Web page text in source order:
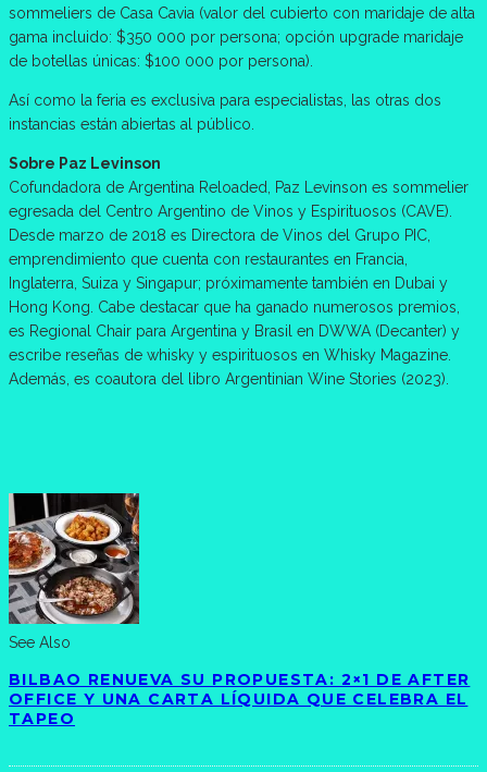
sommeliers de Casa Cavia (valor del cubierto con maridaje de alta
gama incluido: $350 000 por persona; opción upgrade maridaje
de botellas únicas: $100 000 por persona).
Así como la feria es exclusiva para especialistas, las otras dos
instancias están abiertas al público.
Sobre Paz Levinson
Cofundadora de Argentina Reloaded, Paz Levinson es sommelier
egresada del Centro Argentino de Vinos y Espirituosos (CAVE).
Desde marzo de 2018 es Directora de Vinos del Grupo PIC,
emprendimiento que cuenta con restaurantes en Francia,
Inglaterra, Suiza y Singapur; próximamente también en Dubai y
Hong Kong. Cabe destacar que ha ganado numerosos premios,
es Regional Chair para Argentina y Brasil en DWWA (Decanter) y
escribe reseñas de whisky y espirituosos en Whisky Magazine.
Además, es coautora del libro Argentinian Wine Stories (2023).
See Also
BILBAO RENUEVA SU PROPUESTA: 2×1 DE AFTER
OFFICE Y UNA CARTA LÍQUIDA QUE CELEBRA EL
TAPEO